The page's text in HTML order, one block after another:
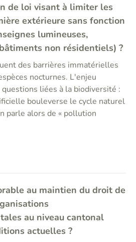
de loi visant à limiter les
extérieure sans fonction
lumineuses,
non résidentiels) ?
des barrières immatérielles
nocturnes. L'enjeu
liées à la biodiversité :
bouleverse le cycle naturel
parle alors de « pollution
au maintien du droit de
au niveau cantonal
actuelles ?